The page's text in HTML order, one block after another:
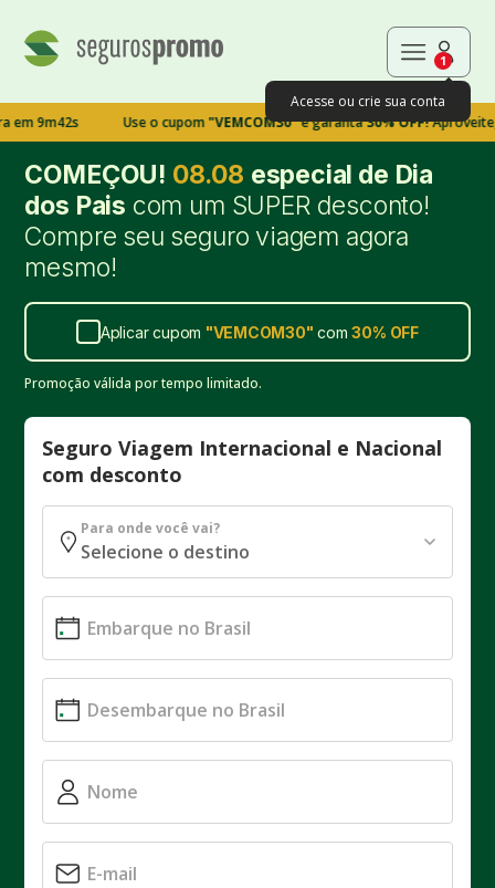
1
Acesse ou crie sua conta
Use o cupom"VEMCOM30"e garanta30% OFF!Aproveite, esse
COMEÇOU! 08.08 especial de Dia
dos Pais com um SUPER desconto!
Compre seu seguro viagem agora
mesmo!
Aplicar cupom "VEMCOM30" com30% OFF
Promoção válida por tempo limitado.
Seguro Viagem Internacional e Nacional
com desconto
Para onde você vai?